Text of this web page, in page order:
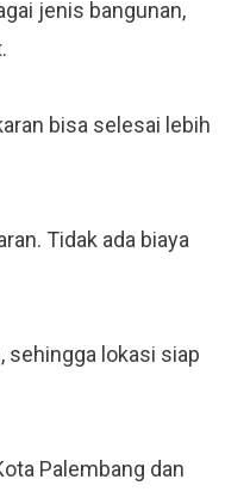
jenis bangunan,
bisa selesai lebih
Tidak ada biaya
sehingga lokasi siap
Palembang dan